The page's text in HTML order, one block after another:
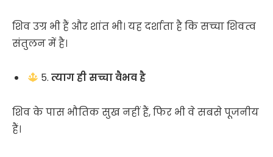
शिव उग्र भी हैं और शांत भी। यह दर्शाता है कि सच्चा शिवत्व
संतुलन में है।
5.त्याग ही सच्चा वैभव है
शिव के पास भौतिक सुख नहीं हैं, फिर भी वे सबसे पूजनीय
हैं।